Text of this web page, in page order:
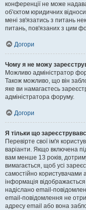
конференції не може
об'єктом юридичних
мені зв'язатись з питань
питань, пов'язаних з цим
Догори
Чому я не можу
Можливо адміністратор
Також можливо, що він
яке ви намагаєтесь
адміністратора форуму.
Догори
Я тільки що
Перевірте свої ім'я
варіанти. Якщо включена
вам менше 13 років,
вимагається, щоб усі
самостійно користувачами
інформація
надіслано email-
email-повідомлення не
адресу email або вона